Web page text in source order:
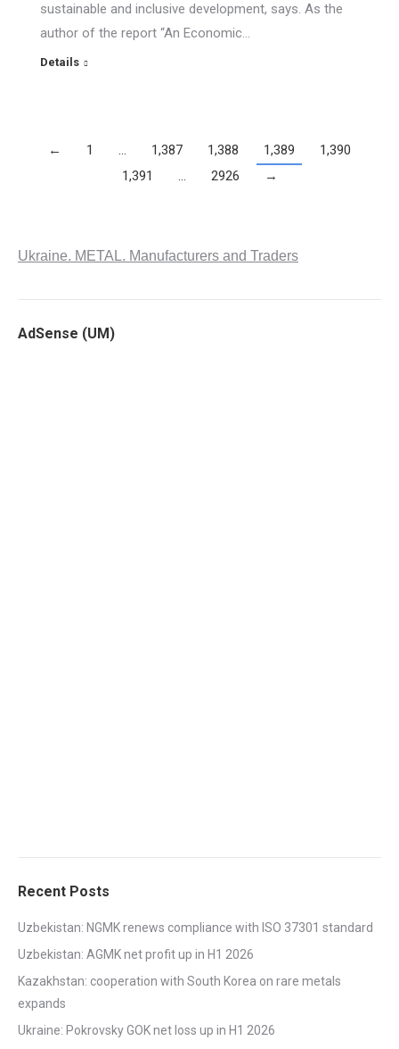
sustainable and inclusive development, says. As the
author of the report “An Economic…
Details
← 1 … 1,387 1,388 1,389
1,390
1,391
… 2926 →
Ukraine. METAL. Manufacturers and Traders
AdSense (UM)
Recent Posts
Uzbekistan: NGMK renews compliance with ISO 37301 standard
Uzbekistan: AGMK net profit up in H1 2026
Kazakhstan: cooperation with South Korea on rare metals
expands
Ukraine: Pokrovsky GOK net loss up in H1 2026